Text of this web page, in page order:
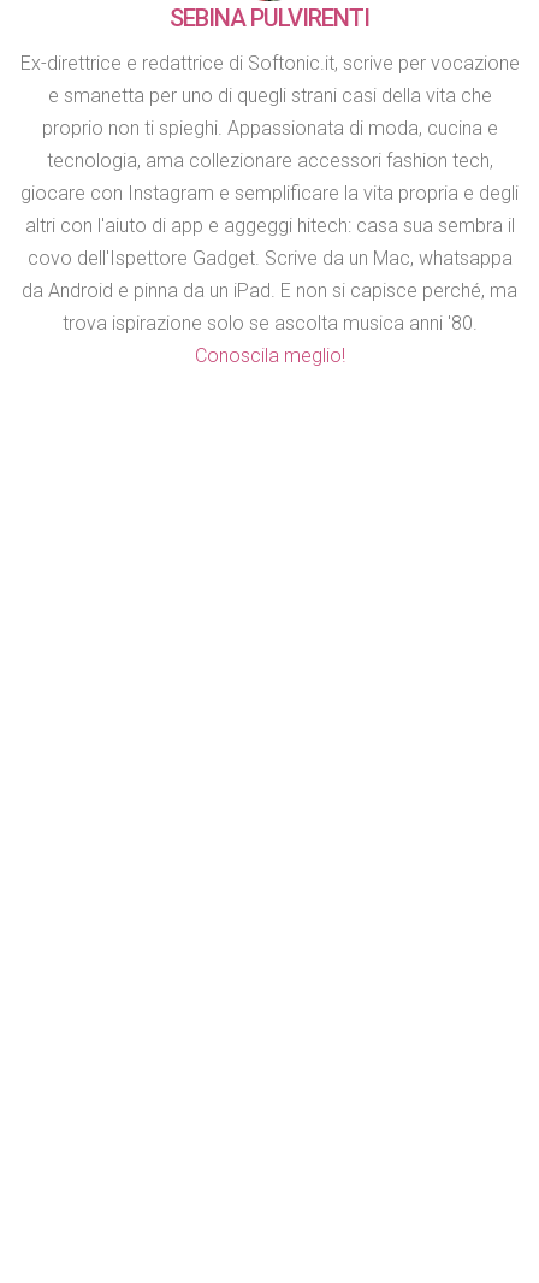
SEBINA PULVIRENTI
Ex-direttrice e redattrice di Softonic.it, scrive per vocazione
e smanetta per uno di quegli strani casi della vita che
proprio non ti spieghi. Appassionata di moda, cucina e
tecnologia, ama collezionare accessori fashion tech,
giocare con Instagram e semplificare la vita propria e degli
altri con l'aiuto di app e aggeggi hitech: casa sua sembra il
covo dell'Ispettore Gadget. Scrive da un Mac, whatsappa
da Android e pinna da un iPad. E non si capisce perché, ma
trova ispirazione solo se ascolta musica anni '80.
Conoscila meglio!